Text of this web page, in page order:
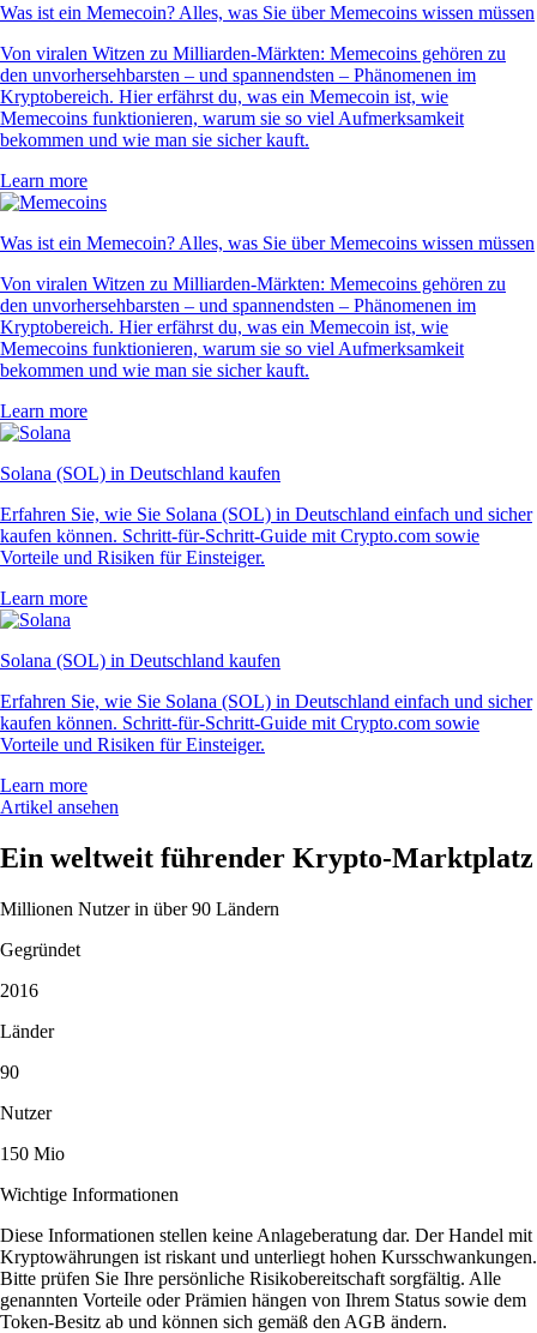
Was ist ein Memecoin? Alles, was Sie über Memecoins wissen müssen
Von viralen Witzen zu Milliarden-Märkten: Memecoins gehören zu
den unvorhersehbarsten – und spannendsten – Phänomenen im
Kryptobereich. Hier erfährst du, was ein Memecoin ist, wie
Memecoins funktionieren, warum sie so viel Aufmerksamkeit
bekommen und wie man sie sicher kauft.
Learn more
Was ist ein Memecoin? Alles, was Sie über Memecoins wissen müssen
Von viralen Witzen zu Milliarden-Märkten: Memecoins gehören zu
den unvorhersehbarsten – und spannendsten – Phänomenen im
Kryptobereich. Hier erfährst du, was ein Memecoin ist, wie
Memecoins funktionieren, warum sie so viel Aufmerksamkeit
bekommen und wie man sie sicher kauft.
Learn more
Solana (SOL) in Deutschland kaufen
Erfahren Sie, wie Sie Solana (SOL) in Deutschland einfach und sicher
kaufen können. Schritt-für-Schritt-Guide mit Crypto.com sowie
Vorteile und Risiken für Einsteiger.
Learn more
Solana (SOL) in Deutschland kaufen
Erfahren Sie, wie Sie Solana (SOL) in Deutschland einfach und sicher
kaufen können. Schritt-für-Schritt-Guide mit Crypto.com sowie
Vorteile und Risiken für Einsteiger.
Learn more
Artikel ansehen
Ein weltweit führender Krypto-Marktplatz
Millionen Nutzer in über 90 Ländern
Gegründet
2016
Länder
90
Nutzer
150 Mio
Wichtige Informationen
Diese Informationen stellen keine Anlageberatung dar. Der Handel mit
Kryptowährungen ist riskant und unterliegt hohen Kursschwankungen.
Bitte prüfen Sie Ihre persönliche Risikobereitschaft sorgfältig. Alle
genannten Vorteile oder Prämien hängen von Ihrem Status sowie dem
Token-Besitz ab und können sich gemäß den AGB ändern.